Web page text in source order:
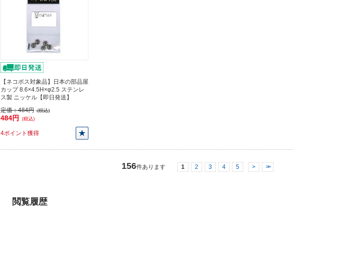
【ネコポス対象品】日本の部品屋
カップ 8.6×4.5H×φ2.5 ステンレ
ス製 ニッケル【即日発送】
定価：484円 (税込)
484円 (税込)
4ポイント獲得
156件あります 1 2 3 4 5 > >>
閲覧履歴